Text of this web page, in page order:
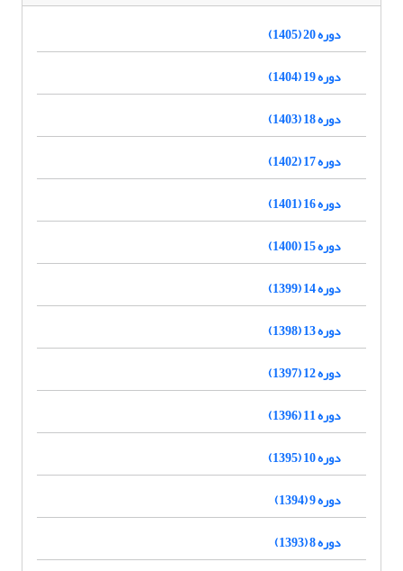
دوره 20 (1405)
دوره 19 (1404)
دوره 18 (1403)
دوره 17 (1402)
دوره 16 (1401)
دوره 15 (1400)
دوره 14 (1399)
دوره 13 (1398)
دوره 12 (1397)
دوره 11 (1396)
دوره 10 (1395)
دوره 9 (1394)
دوره 8 (1393)